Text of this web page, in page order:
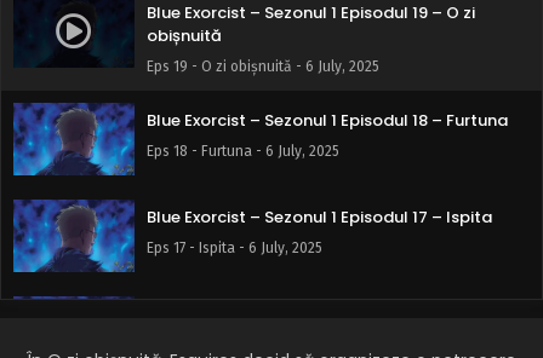
Blue Exorcist – Sezonul 1 Episodul 19 – O zi
obișnuită
Eps 19 - O zi obișnuită - 6 July, 2025
Blue Exorcist – Sezonul 1 Episodul 18 – Furtuna
Eps 18 - Furtuna - 6 July, 2025
Blue Exorcist – Sezonul 1 Episodul 17 – Ispita
Eps 17 - Ispita - 6 July, 2025